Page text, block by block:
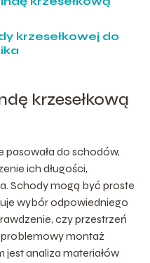
krzesełkowej do
krzesełkową
pasowała do schodów,
ich długości,
Schody mogą być proste
wybór odpowiedniego
czy przestrzeń
montaż
jest analiza materiałów